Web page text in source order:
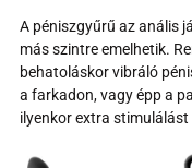
A péniszgyűrű az anális
más szintre emelhetik.
behatoláskor vibráló
a farkadon, vagy épp a
ilyenkor extra stimulálást